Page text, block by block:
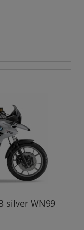
silver WN99